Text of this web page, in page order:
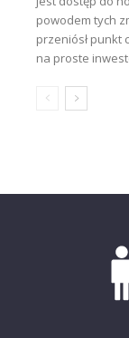
powodem tych
przeniósł punkt
na proste